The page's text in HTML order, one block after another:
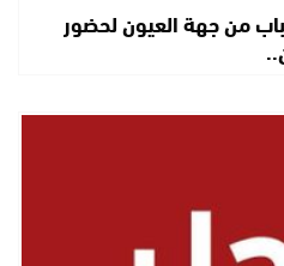
من جهة العيون لحضور